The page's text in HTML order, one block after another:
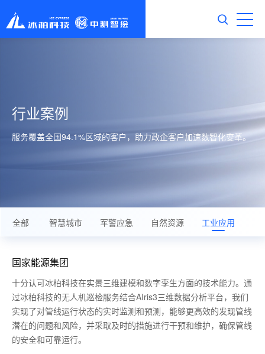
行业案例
服务覆盖全国94.1%区域的客户，助力政企客户加速数智化变革。
全部 智慧城市 军警应急 自然资源 工业应用
国家能源集团
十分认可冰柏科技在实景三维建模和数字孪生方面的技术能力。通
过冰柏科技的无人机巡检服务结合AIris3三维数据分析平台，我们
实现了对管线运行状态的实时监测和预测，能够更高效的发现管线
潜在的问题和风险，并采取及时的措施进行干预和维护，确保管线
的安全和可靠运行。